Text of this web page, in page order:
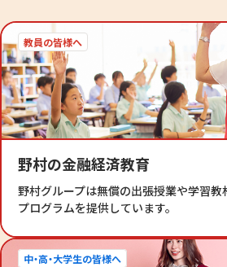
教員の皆様へ
野村の金融経済教育
野村グループは無償の出張授業や学習
プログラムを提供しています。
中・高・大学生の皆様へ